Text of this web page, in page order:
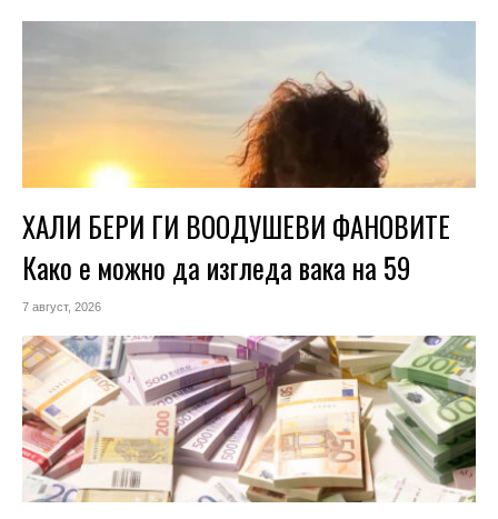
ХАЛИ БЕРИ ГИ ВООДУШЕВИ ФАНОВИТЕ
Како е можно да изгледа вака на 59
7 август, 2026